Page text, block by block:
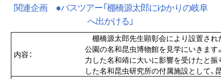
関連企画 ●バスツアー「棚橋源太郎にゆかりの岐阜
へ出かける」
内容：
棚橋源太郎先生顕彰会により設置され
公園の名和昆虫博物館を見学にいきま
力した名和靖に大いに影響を受けたと
した名和昆虫研究所の付属施設として